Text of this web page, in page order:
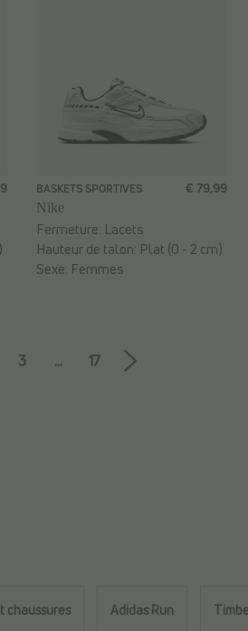
BASKETS SPORTIVES
Nike
€ 79,99
Fermeture: Lacets
Hauteur de talon: Plat (0 - 2 cm)
Sexe: Femmes
3 ... 17
chaussures Adidas Run